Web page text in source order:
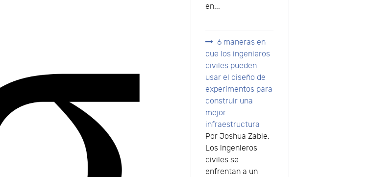
en...
6 maneras en
que los ingenieros
civiles pueden
usar el diseño de
experimentos para
construir una
mejor
infraestructura
Por Joshua Zable.
Los ingenieros
civiles se
enfrentan a un